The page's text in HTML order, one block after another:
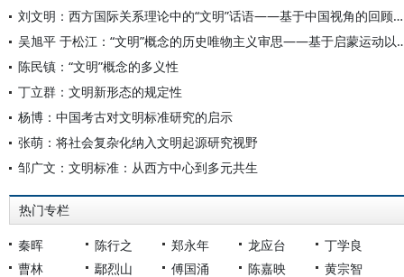
刘文明：西方国际关系理论中的“文明”话语——基于中国视角的回顾与反思
吴旭平 于松江：“文明”概念的历史唯
陈民镇：“文明”概念的多义性
丁立群：文明新形态的规定性
杨博：中国考古对文明标准研究的启示
张萌：将社会复杂化纳入文明起源研究视野
邹广文：文明标准：从西方中心到多元共生
热门专栏
秦晖 陈行之 郑永年 龙应台
丁学良
曹林
鄢烈山 傅国涌 陈嘉映 黄宗智